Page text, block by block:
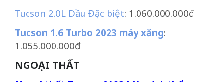
Tucson 2.0L Dầu Đặc biệt: 1.060.000.000đ
Tucson 1.6 Turbo 2023 máy xăng:
1.055.000.000đ
NGOẠI THẤT